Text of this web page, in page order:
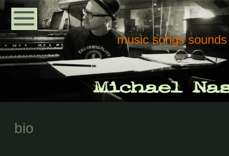
Impressum
Datenschutzerklärung
music songs sounds
bio